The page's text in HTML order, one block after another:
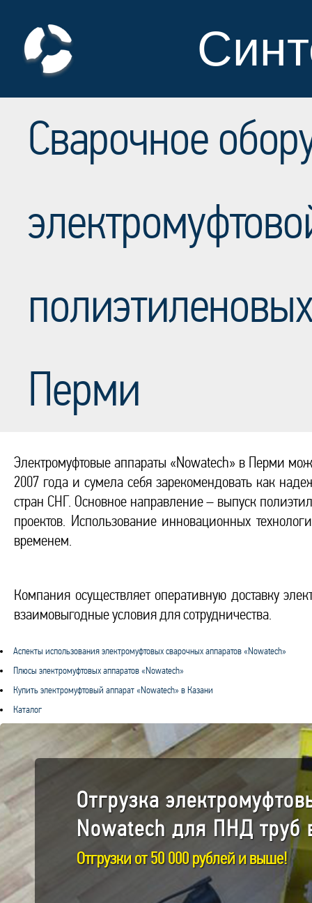
Сварочное
Перми
Электромуфтовые аппараты «Nowatech» в Перми
2007 года и сумела себя зарекомендовать как
стран СНГ. Основное направление – выпуск
проектов. Использование инновационных
временем.
Компания осуществляет оперативную доставку
взаимовыгодные условия для сотрудничества.
Аспекты использования электромуфтовых сварочных аппаратов «Nowatech»
Плюсы электромуфтовых аппаратов «Nowatech»
Купить электромуфтовый аппарат «Nowatech» в Казани
Каталог
Отгрузка
Nowatech для ПНД труб
Отгрузки от 50 000 рублей и выше!